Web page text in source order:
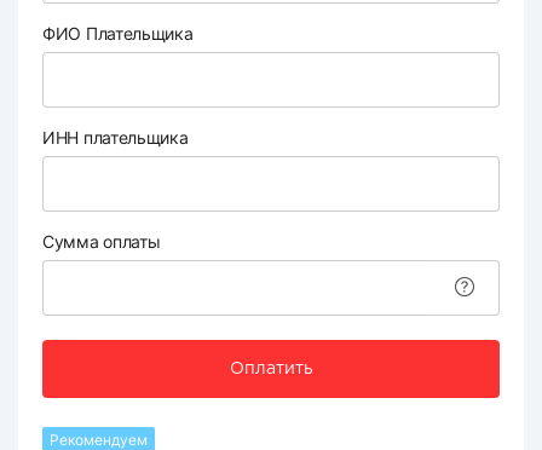
ФИО Плательщика
ИНН плательщика
Сумма оплаты
Оплатить
Рекомендуем